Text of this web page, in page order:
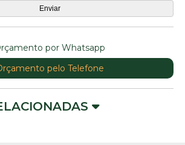
por Whatsapp
pelo Telefone